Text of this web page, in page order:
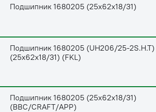
Подшипник 1680205 (25х62х18/31)
Подшипник 1680205 (UH206/25-2S.H.T)
(25х62х18/31) (FKL)
Подшипник 1680205 (25х62х18/31)
(BBC/CRAFT/APP)